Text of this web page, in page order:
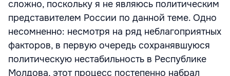
сложно, поскольку я не являюсь политическим
представителем России по данной теме. Одно
несомненно: несмотря на ряд неблагоприятных
факторов, в первую очередь сохранявшуюся
политическую нестабильность в Республике
Молдова, этот процесс постепенно набрал